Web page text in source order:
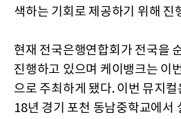
색하는 기회로 제공하기 위해 진
현재 전국은행연합회가 전국을
진행하고 있으며 케이뱅크는 이
으로 주최하게 됐다. 이번 뮤지
18년 경기 포천 동남중학교에서